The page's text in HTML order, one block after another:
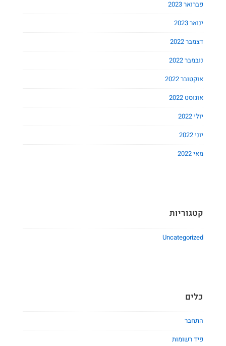
פברואר 2023
ינואר 2023
דצמבר 2022
נובמבר 2022
אוקטובר 2022
אוגוסט 2022
יולי 2022
יוני 2022
מאי 2022
קטגוריות
Uncategorized
כלים
התחבר
פיד רשומות